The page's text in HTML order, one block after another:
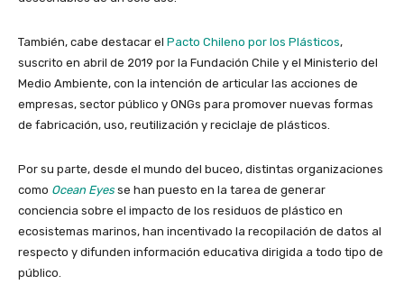
También, cabe destacar el Pacto Chileno por los Plásticos,
suscrito en abril de 2019 por la Fundación Chile y el Ministerio del
Medio Ambiente, con la intención de articular las acciones de
empresas, sector público y ONGs para promover nuevas formas
de fabricación, uso, reutilización y reciclaje de plásticos.
Por su parte, desde el mundo del buceo, distintas organizaciones
como Ocean Eyes se han puesto en la tarea de generar
conciencia sobre el impacto de los residuos de plástico en
ecosistemas marinos, han incentivado la recopilación de datos al
respecto y difunden información educativa dirigida a todo tipo de
público.